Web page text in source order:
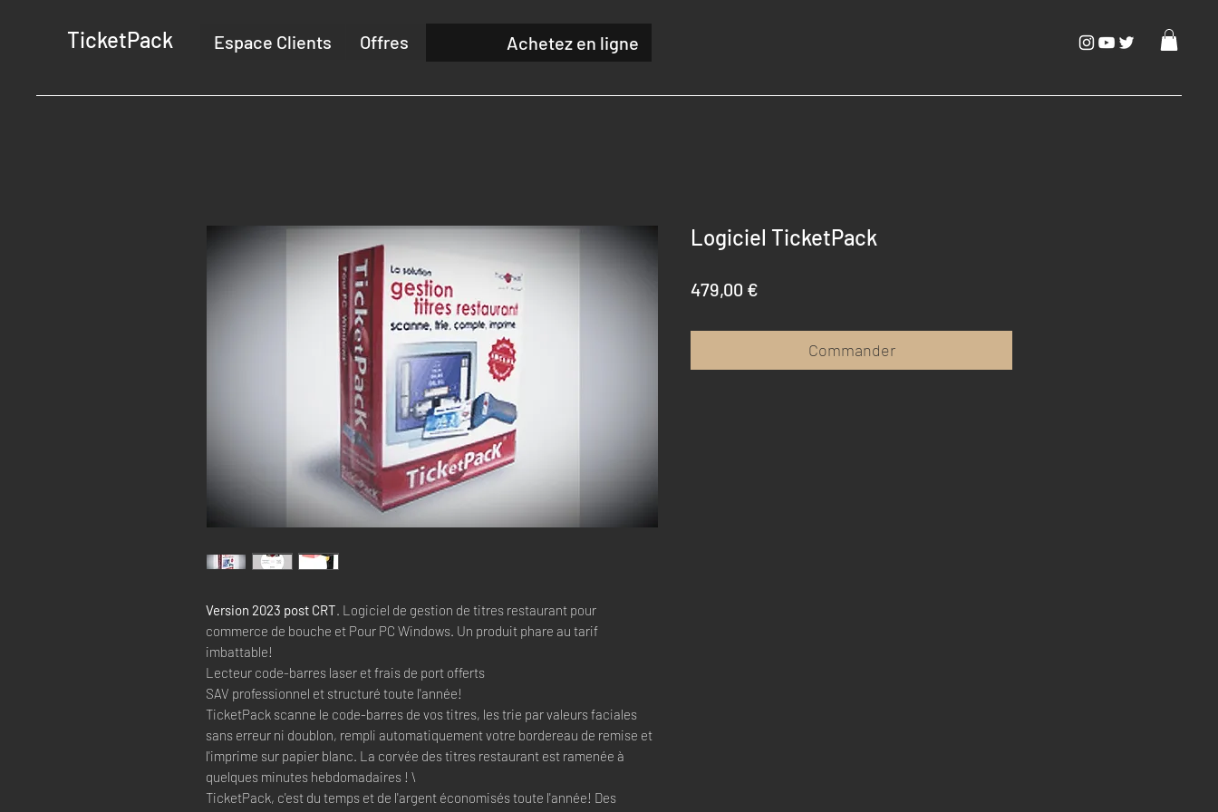
TicketPack Espace Clients Offres Achetez en ligne
Version 2023 post CRT. Logiciel de gestion de titres restaurant pour
commerce de bouche et Pour PC Windows. Un produit phare au tarif
imbattable!
Lecteur code-barres laser et frais de port offerts
SAV professionnel et structuré toute l'année!
TicketPack scanne le code-barres de vos titres, les trie par valeurs faciales
sans erreur ni doublon, rempli automatiquement votre bordereau de remise et
l'imprime sur papier blanc. La corvée des titres restaurant est ramenée à
quelques minutes hebdomadaires ! \
TicketPack, c'est du temps et de l'argent économisés toute l'année! Des
Logiciel TicketPack
479,00 €
Commander